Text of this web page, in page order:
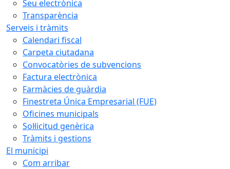
Seu electrònica
Transparència
Serveis i tràmits
Calendari fiscal
Carpeta ciutadana
Convocatòries de subvencions
Factura electrònica
Farmàcies de guàrdia
Finestreta Única Empresarial (FUE)
Oficines municipals
Sol·licitud genèrica
Tràmits i gestions
El municipi
Com arribar